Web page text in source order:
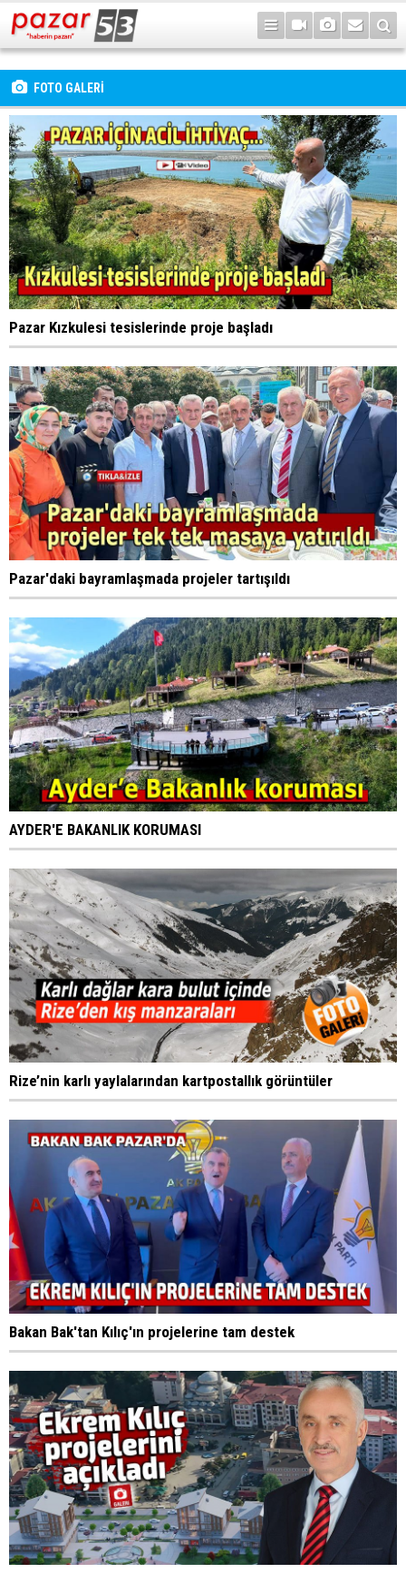
FOTO GALERİ
Pazar Kızkulesi tesislerinde proje başladı
Pazar'daki bayramlaşmada projeler tartışıldı
AYDER'E BAKANLIK KORUMASI
Rize’nin karlı yaylalarından kartpostallık görüntüler
Bakan Bak'tan Kılıç'ın projelerine tam destek